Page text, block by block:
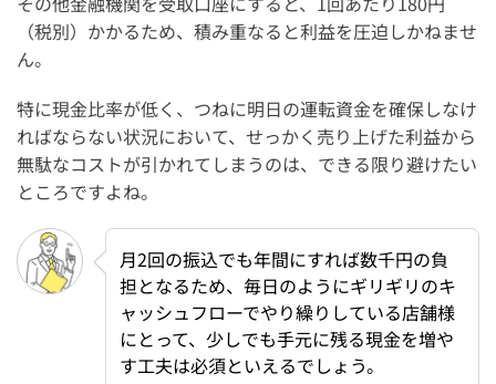
（税別）かかるため、積み重なると利益を圧迫しかねませ
ん。
特に現金比率が低く、つねに明日の運転資金を確保しなけ
ればならない状況において、せっかく売り上げた利益から
無駄なコストが引かれてしまうのは、できる限り避けたい
ところですよね。
月2回の振込でも年間にすれば数千円の負
担となるため、毎日のようにギリギリのキ
ャッシュフローでやり繰りしている店舗様
にとって、少しでも手元に残る現金を増や
す工夫は必須といえるでしょう。